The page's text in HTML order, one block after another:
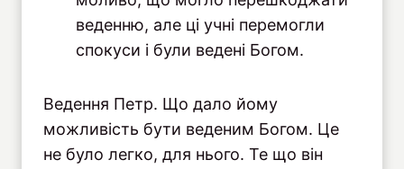
веденню, але ці учні перемогли
спокуси і були ведені Богом.
Ведення Петр. Що дало йому
можливість бути веденим Богом. Це
не було легко, для нього. Те що він